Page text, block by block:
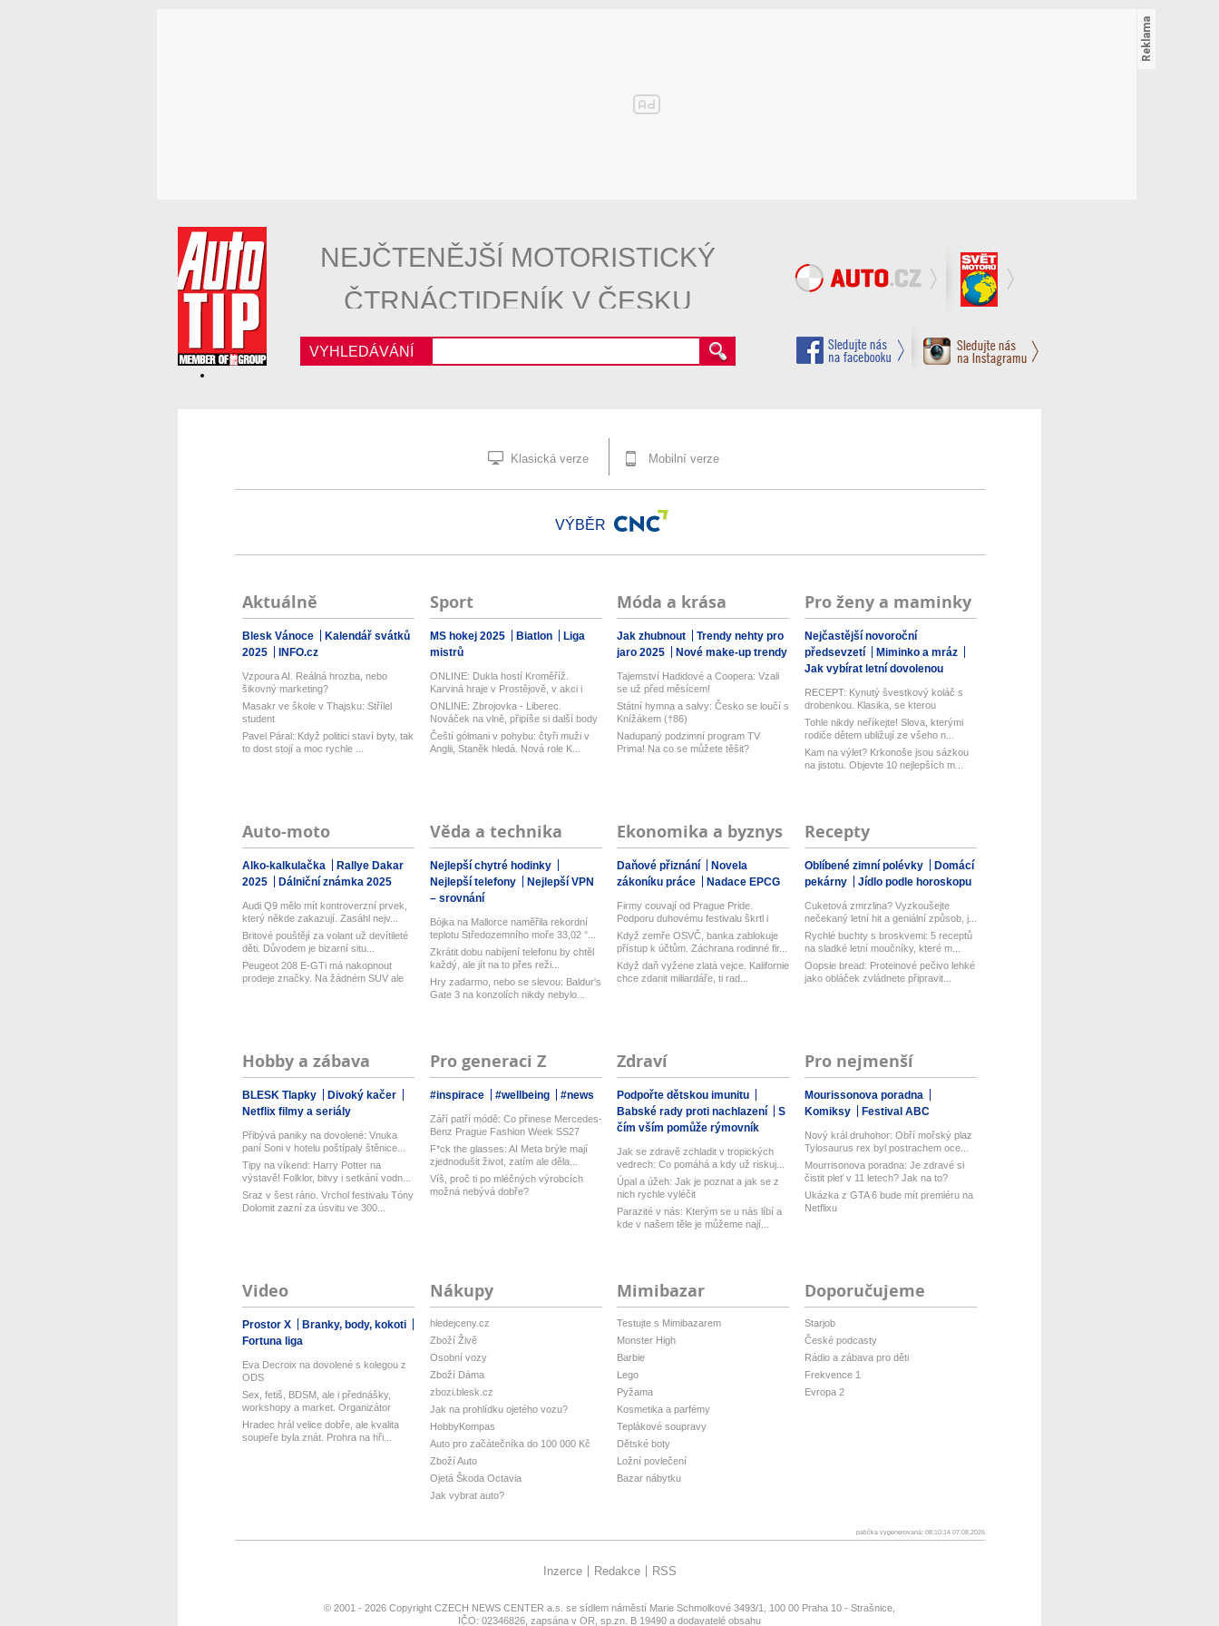
NEJČTENĚJŠÍ MOTORISTICKÝ
ČTRNÁCTIDENÍK V ČESKU
VYHLEDÁVÁNÍ
Klasická verze Mobilní verze
VÝBĚR
Aktuálně
Blesk Vánoce
Kalendář svátků
2025
INFO.cz
Vzpoura AI. Reálná hrozba, nebo
šikovný marketing?
Masakr ve škole v Thajsku: Střílel
student
Pavel Páral: Když politici staví byty, tak
to dost stojí a moc rychle ...
Sport
MS hokej 2025 Biatlon
Liga
mistrů
ONLINE: Dukla hostí Kroměříž.
Karviná hraje v Prostějově, v akci i
Opa...
ONLINE: Zbrojovka - Liberec.
Nováček na vlně, připíše si další body
pr...
Čeští gólmani v pohybu: čtyři muži v
Anglii, Staněk hledá. Nová role K...
Móda a krása
Jak zhubnout
Trendy nehty pro
jaro 2025
Nové make-up trendy
Tajemství Hadidové a Coopera: Vzali
se už před měsícem!
Státní hymna a salvy: Česko se loučí s
Knížákem (†86)
Nadupaný podzimní program TV
Prima! Na co se můžete těšit?
Pro ženy a maminky
Nejčastější novoroční
předsevzetí
Miminko a mráz
Jak vybírat letní dovolenou
RECEPT: Kynutý švestkový koláč s
drobenkou. Klasika, se kterou
zaboduj...
Tohle nikdy neříkejte! Slova, kterými
rodiče dětem ubližují ze všeho n...
Kam na výlet? Krkonoše jsou sázkou
na jistotu. Objevte 10 nejlepších m...
Auto-moto
Alko-kalkulačka
Rallye Dakar
2025
Dálniční známka 2025
Audi Q9 mělo mít kontroverzní prvek,
který někde zakazují. Zasáhl nejv...
Britové pouštějí za volant už devítileté
děti. Důvodem je bizarní situ...
Peugeot 208 E-GTi má nakopnout
prodeje značky. Na žádném SUV ale
Věda a technika
Nejlepší chytré hodinky
Nejlepší telefony
Nejlepší VPN
– srovnání
Bójka na Mallorce naměřila rekordní
teplotu Středozemního moře 33,02 °...
Zkrátit dobu nabíjení telefonu by chtěl
každý, ale jít na to přes reži...
Hry zadarmo, nebo se slevou: Baldur's
Gate 3 na konzolích nikdy nebylo...
Ekonomika a byznys
Daňové přiznání
Novela
zákoníku práce
Nadace EPCG
Firmy couvají od Prague Pride.
Podporu duhovému festivalu škrtl i
Micr...
Když zemře OSVČ, banka zablokuje
přístup k účtům. Záchrana rodinné fir...
Když daň vyžene zlatá vejce. Kalifornie
chce zdanit miliardáře, ti rad...
Recepty
Oblíbené zimní polévky
Domácí
pekárny
Jídlo podle horoskopu
Cuketová zmrzlina? Vyzkoušejte
nečekaný letní hit a geniální způsob, j...
Rychlé buchty s broskvemi: 5 receptů
na sladké letní moučníky, které m...
Oopsie bread: Proteinové pečivo lehké
jako obláček zvládnete připravit...
Hobby a zábava
BLESK Tlapky
Divoký kačer
Netflix filmy a seriály
Přibývá paniky na dovolené: Vnuka
paní Soni v hotelu poštípaly štěnice...
Tipy na víkend: Harry Potter na
výstavě! Folklor, bitvy i setkání vodn...
Sraz v šest ráno. Vrchol festivalu Tóny
Dolomit zazní za úsvitu ve 300...
Pro generaci Z
#inspirace #wellbeing #news
Září patří módě: Co přinese Mercedes-
Benz Prague Fashion Week SS27
F*ck the glasses: AI Meta brýle mají
zjednodušit život, zatím ale děla...
Víš, proč ti po mléčných výrobcích
možná nebývá dobře?
Zdraví
Podpořte dětskou imunitu
Babské rady proti nachlazení
S
čím vším pomůže rýmovník
Jak se zdravě zchladit v tropických
vedrech: Co pomáhá a kdy už riskuj...
Úpal a úžeh: Jak je poznat a jak se z
nich rychle vyléčit
Parazité v nás: Kterým se u nás líbí a
kde v našem těle je můžeme nají...
Pro nejmenší
Mourissonova poradna
Komiksy
Festival ABC
Nový král druhohor: Obří mořský plaz
Tylosaurus rex byl postrachem oce...
Mourrisonova poradna: Je zdravé si
čistit pleť v 11 letech? Jak na to?
Ukázka z GTA 6 bude mít premiéru na
Netflixu
Video
Prostor X
Branky, body, kokoti
Fortuna liga
Eva Decroix na dovolené s kolegou z
ODS
Sex, fetiš, BDSM, ale i přednášky,
workshopy a market. Organizátor
Pra...
Hradec hrál velice dobře, ale kvalita
soupeře byla znát. Prohra na hři...
Nákupy
hledejceny.cz
Zboží Živě
Osobní vozy
Zboží Dáma
zbozi.blesk.cz
Jak na prohlídku ojetého vozu?
HobbyKompas
Auto pro začátečníka do 100 000 Kč
Zboží Auto
Ojetá Škoda Octavia
Jak vybrat auto?
Mimibazar
Testujte s Mimibazarem
Monster High
Barbie
Lego
Pyžama
Kosmetika a parfémy
Teplákové soupravy
Dětské boty
Ložní povlečení
Bazar nábytku
Doporučujeme
Starjob
České podcasty
Rádio a zábava pro děti
Frekvence 1
Evropa 2
patička vygenerovaná: 08:10:14 07.08.2026
Inzerce Redakce RSS
© 2001 - 2026 Copyright CZECH NEWS CENTER a.s. se sídlem náměstí Marie Schmolkové 3493/1, 100 00 Praha 10 - Strašnice,
IČO: 02346826, zapsána v OR, sp.zn. B 19490 a dodavatelé obsahu